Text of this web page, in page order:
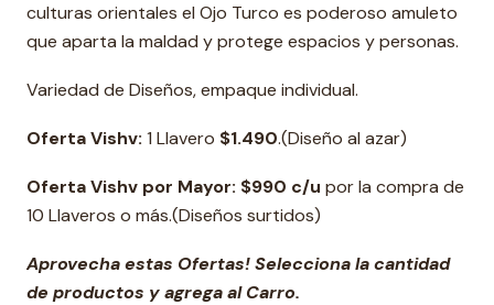
culturas orientales el Ojo Turco es poderoso amuleto
que aparta la maldad y protege espacios y personas.
Variedad de Diseños, empaque individual.
Oferta Vishv: 1 Llavero $1.490.(Diseño al azar)
Oferta Vishv por Mayor: $990 c/u por la compra de
10 Llaveros o más.(Diseños surtidos)
Aprovecha estas Ofertas! Selecciona la cantidad
de productos y agrega al Carro.